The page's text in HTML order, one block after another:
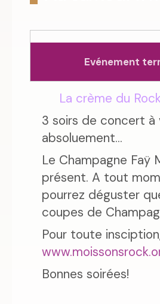
Evénement
La crème du
3 soirs de concert à
absoluement...
Le Champagne Faÿ
présent. A tout
pourrez déguster
coupes de
Pour toute
Bonnes soirées!